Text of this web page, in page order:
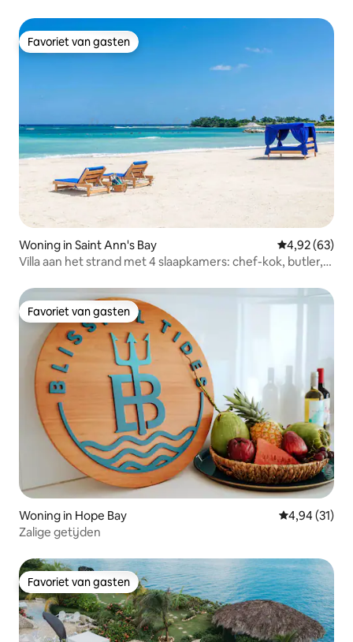
Favoriet van gasten
Favoriet van gasten
Woning in Saint Ann's Bay Gemiddelde
4,92 (63)
Villa aan het strand met 4 slaapkamers: chef-kok, butler,
Favoriet van gasten
Favoriet van gasten
Woning in Hope Bay Gemiddelde
4,94 (31)
Zalige getijden
Favoriet van gasten
Favoriet van gasten